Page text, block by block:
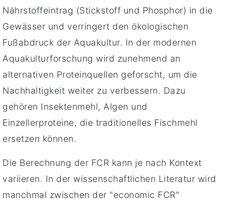
Nährstoffeintrag (Stickstoff und Phosphor) in die
Gewässer und verringert den ökologischen
Fußabdruck der Aquakultur. In der modernen
Aquakulturforschung wird zunehmend an
alternativen Proteinquellen geforscht, um die
Nachhaltigkeit weiter zu verbessern. Dazu
gehören Insektenmehl, Algen und
Einzellerproteine, die traditionelles Fischmehl
ersetzen können.
Die Berechnung der FCR kann je nach Kontext
variieren. In der wissenschaftlichen Literatur wird
manchmal zwischen der "economic FCR"